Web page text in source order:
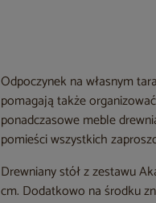
Odpoczynek na własnym
pomagają także
ponadczasowe meble
pomieści wszystkich
Drewniany stół z zestawu
cm. Dodatkowo na środku